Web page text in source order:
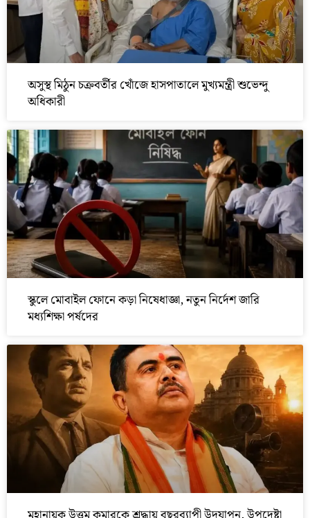
অসুস্থ মিঠুন চক্রবর্তীর খোঁজে হাসপাতালে মুখ্যমন্ত্রী শুভেন্দু
অধিকারী
স্কুলে মোবাইল ফোনে কড়া নিষেধাজ্ঞা, নতুন নির্দেশ জারি
মধ্যশিক্ষা পর্ষদের